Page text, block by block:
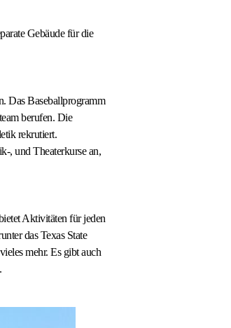
Gebäude für die
Das Baseballprogramm
berufen. Die
rekrutiert.
, und Theaterkurse an,
Aktivitäten für jeden
das Texas State
mehr. Es gibt auch